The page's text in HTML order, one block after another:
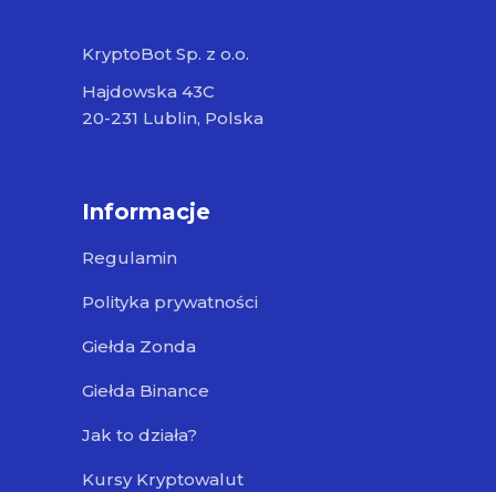
KryptoBot Sp. z o.o.
Hajdowska 43C
20-231 Lublin, Polska
Informacje
Regulamin
Polityka prywatności
Giełda Zonda
Giełda Binance
Jak to działa?
Kursy Kryptowalut